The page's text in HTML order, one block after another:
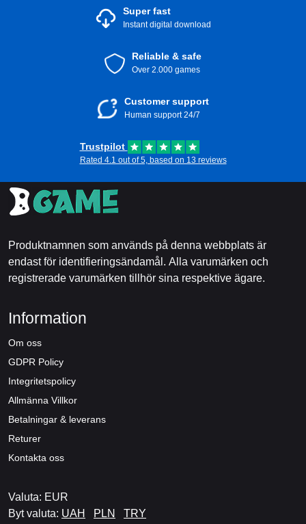
Super fast
Instant digital download
Reliable & safe
Over 2.000 games
Customer support
Human support 24/7
Trustpilot
Rated 4.1 out of 5, based on 13 reviews
Produktnamnen som används på denna webbplats är
endast för identifieringsändamål. Alla varumärken och
registrerade varumärken tillhör sina respektive ägare.
Information
Om oss
GDPR Policy
Integritetspolicy
Allmänna Villkor
Betalningar & leverans
Returer
Kontakta oss
Valuta: EUR
Byt valuta: UAH PLN TRY